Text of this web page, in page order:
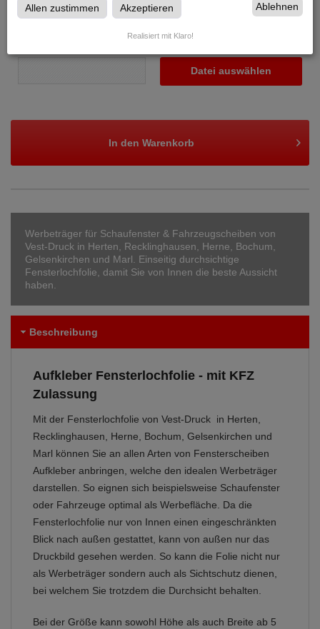
Datei auswählen
In den Warenkorb
Werbeträger für Schaufenster & Fahrzeugscheiben von
Vest-Druck in Herten, Recklinghausen, Herne, Bochum,
Gelsenkirchen und Marl. Einseitig durchsichtige
Fensterlochfolie, damit Sie von Innen die beste Aussicht
haben.
Beschreibung
Aufkleber Fensterlochfolie - mit KFZ
Zulassung
Mit der Fensterlochfolie von Vest-Druck in Herten,
Recklinghausen, Herne, Bochum, Gelsenkirchen und
Marl können Sie an allen Arten von Fensterscheiben
Aufkleber anbringen, welche den idealen Werbeträger
darstellen. So eignen sich beispielsweise Schaufenster
oder Fahrzeuge optimal als Werbefläche. Da die
Fensterlochfolie nur von Innen einen eingeschränkten
Blick nach außen gestattet, kann von außen nur das
Druckbild gesehen werden. So kann die Folie nicht nur
als Werbeträger sondern auch als Sichtschutz dienen,
bei welchem Sie trotzdem die Durchsicht behalten.
Bei der Größe kann sowohl Höhe als auch Breite ab 5
Allen zustimmen Akzeptieren Ablehnen
Realisiert mit Klaro!